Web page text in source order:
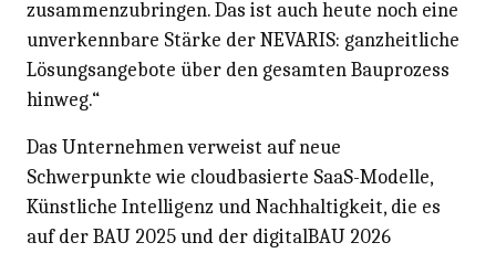
zusammenzubringen. Das ist auch heute noch eine
unverkennbare Stärke der NEVARIS: ganzheitliche
Lösungsangebote über den gesamten Bauprozess
hinweg.“
Das Unternehmen verweist auf neue
Schwerpunkte wie cloudbasierte SaaS-Modelle,
Künstliche Intelligenz und Nachhaltigkeit, die es
auf der BAU 2025 und der digitalBAU 2026